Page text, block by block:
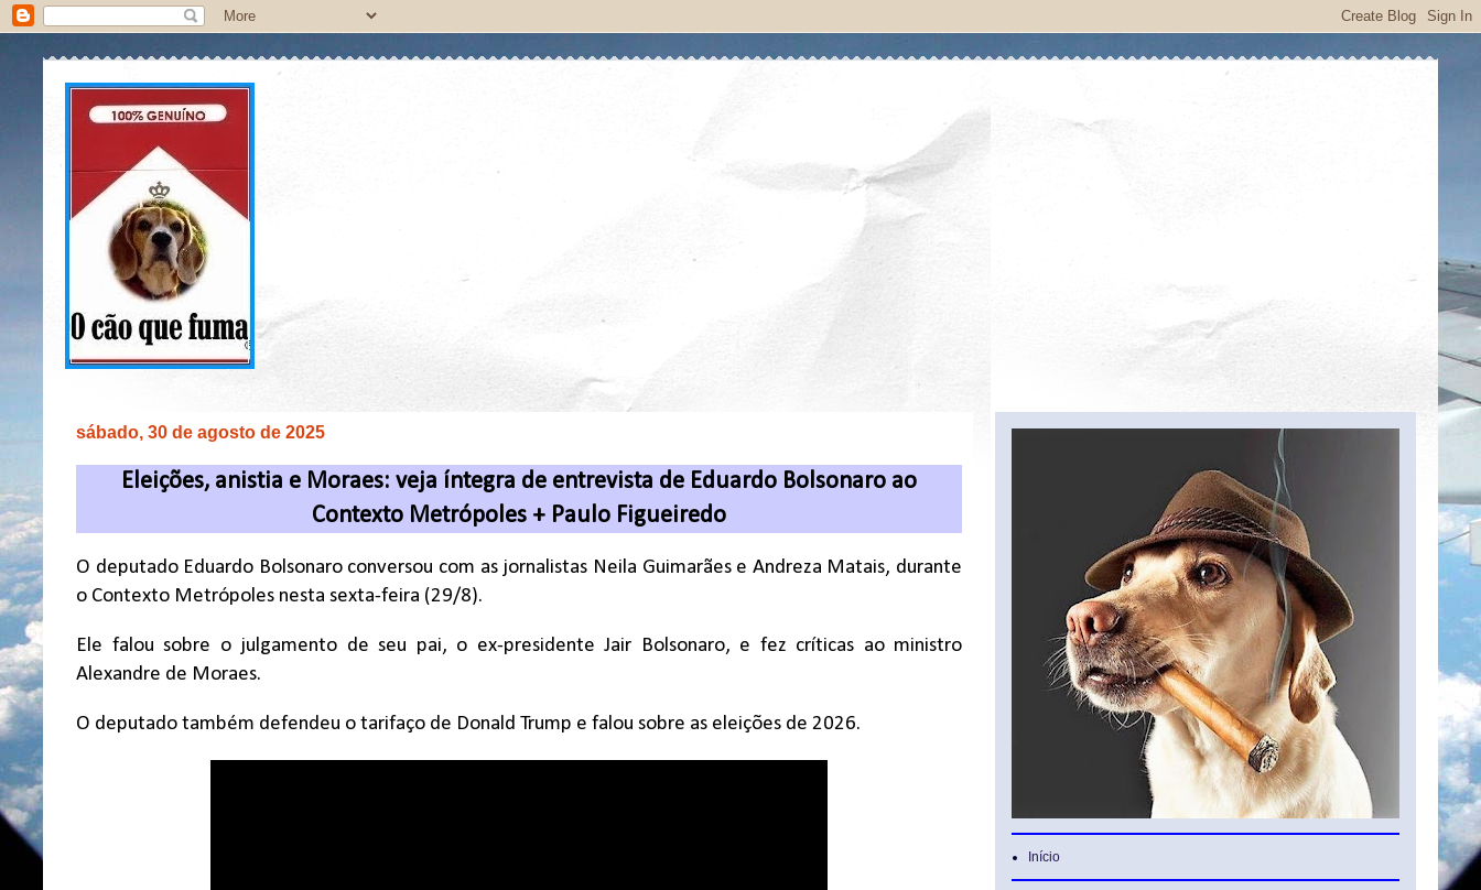
sábado, 30 de agosto de 2025
Eleições, anistia e Moraes: veja íntegra de entrevista de Eduardo Bolsonaro ao
Contexto Metrópoles + Paulo Figueiredo
O deputado Eduardo Bolsonaro conversou com as jornalistas Neila Guimarães e Andreza Matais, durante
o Contexto Metrópoles nesta sexta-feira (29/8).
Ele falou sobre o julgamento de seu pai, o ex-presidente Jair Bolsonaro, e fez críticas ao ministro
Alexandre de Moraes.
O deputado também defendeu o tarifaço de Donald Trump e falou sobre as eleições de 2026.
Início